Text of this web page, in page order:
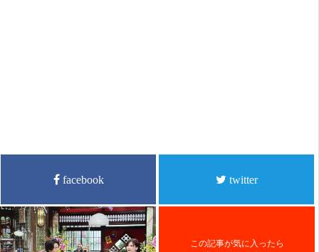
facebook twitter
この記事が気に入ったら